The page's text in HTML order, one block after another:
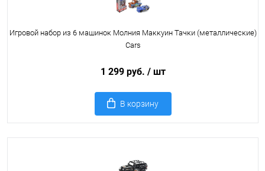
Игровой набор из 6 машинок Молния Маккуин Тачки (металлические)
Cars
1 299 руб. / шт
В корзину